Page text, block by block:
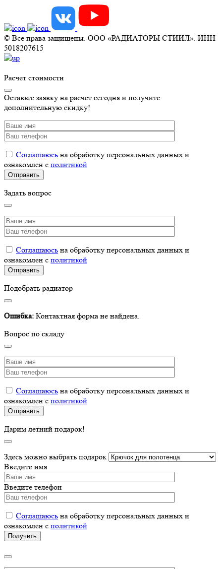
© Все права защищены. ООО «РАДИАТОРЫ СТИИЛ». ИНН
5018207615
Расчет стоимости
Оставьте заявку на расчет сегодня и получите
дополнительную скидку!
Соглашаюсь на обработку персональных данных и
ознакомлен с политикой
Задать вопрос
Соглашаюсь на обработку персональных данных и
ознакомлен с политикой
Подобрать радиатор
Ошибка: Контактная форма не найдена.
Вопрос по складу
Соглашаюсь на обработку персональных данных и
ознакомлен с политикой
Дарим летний подарок!
Здесь можно выбрать подарок
Введите имя
Введите телефон
Соглашаюсь на обработку персональных данных и
ознакомлен с политикой